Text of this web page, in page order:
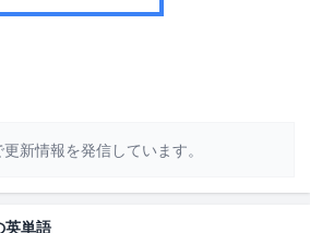
更新情報を発信しています。
単語